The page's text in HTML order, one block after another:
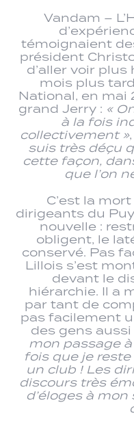
Vandam –
témoignaient
président
d’aller voir
mois plus
National, en mai
grand Jerry : «
à la fois
collectivement »
suis très déçu
cette façon,
que l’on
C’est la
dirigeants du
nouvelle :
obligent, le
conservé. Pas
Lillois s’est
devant le
hiérarchie. Il a
par tant de
pas facilement
des gens
mon passage à
fois que je
un club ! Les
discours très
d’éloges à